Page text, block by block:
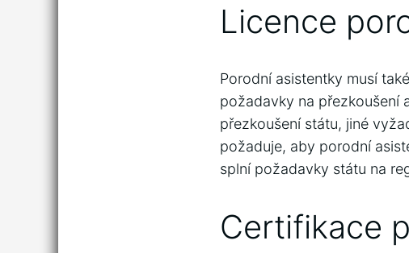
Licence
Porodní asistentky musí
požadavky na přezkoušení
přezkoušení státu, jiné
požaduje, aby porodní
splní požadavky státu na
Certifikace